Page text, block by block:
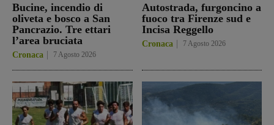
Bucine, incendio di
oliveta e bosco a San
Pancrazio. Tre ettari
l’area bruciata
Cronaca 7 Agosto 2026
Autostrada, furgoncino a
fuoco tra Firenze sud e
Incisa Reggello
Cronaca 7 Agosto 2026